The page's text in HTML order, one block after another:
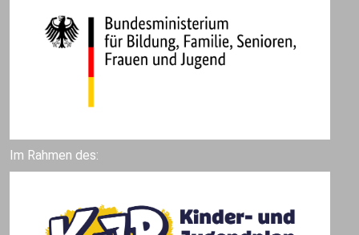
Im Rahmen des: